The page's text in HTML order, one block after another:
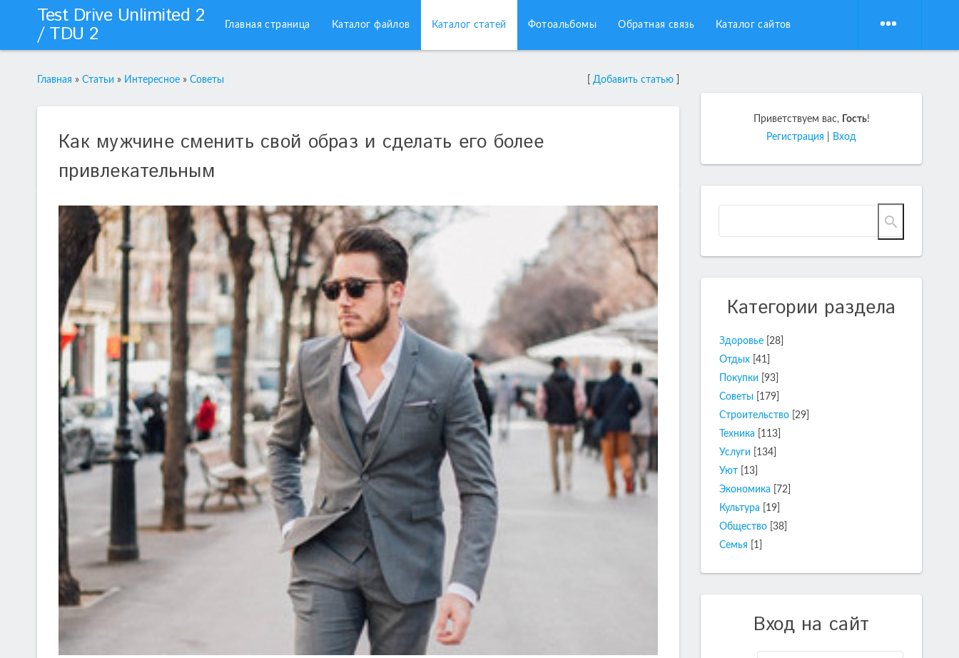
Test Drive Unlimited 2
/ TDU 2 Главная страница Каталог файлов Каталог статей Фотоальбомы Обратная связь Каталог сайтов
Главная » Статьи » Интересное » Советы Добавить статью
Как мужчине сменить свой образ и сделать его более
привлекательным
Приветствуем вас, Гость!
Регистрация
Вход
Категории раздела
Здоровье [28]
Отдых [41]
Покупки
[93]
Советы
[179]
Строительство [29]
Техника
[113]
Услуги
[134]
Уют
[13]
Экономика
[72]
Культура
[19]
Общество [38]
Семья
[1]
Вход на сайт